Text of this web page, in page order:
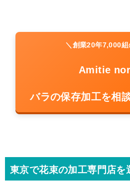
＼創業20年7,000組
Amitie
バラの保存加工を相
東京で花束の加工専門店を